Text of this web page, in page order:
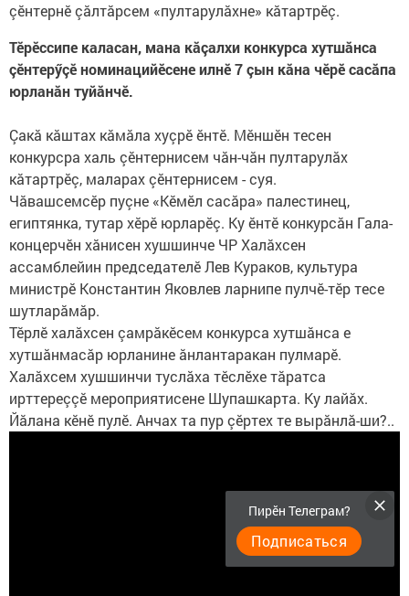
çӗнтернӗ çăлтăрсем «пултарулăхне» кăтартрӗç.
Тӗрӗссипе каласан, мана кăçалхи конкурса хутшăнса
çӗнтерӳçӗ номинацийӗсене илнӗ 7 çын кăна чӗрӗ сасăпа
юрланăн туйăнчӗ.
Çакă кăштах кăмăла хуçрӗ ӗнтӗ. Мӗншӗн тесен
конкурсра халь çӗнтернисем чăн-чăн пултарулăх
кăтартрӗç, маларах çӗнтернисем - суя.
Чăвашсемсӗр пуçне «Кӗмӗл сасăра» палестинец,
египтянка, тутар хӗрӗ юрларӗç. Ку ӗнтӗ конкурсăн Гала-
концерчӗн хăнисен хушшинче ЧР Халăхсен
ассамблейин председателӗ Лев Кураков, культура
министрӗ Константин Яковлев ларнипе пулчӗ-тӗр тесе
шутларăмăр.
Тӗрлӗ халăхсен çамрăкӗсем конкурса хутшăнса е
хутшăнмасăр юрланине ăнлантаракан пулмарӗ.
Халăхсем хушшинчи туслăха тӗслӗхе тăратса
ирттереççӗ мероприятисене Шупашкарта. Ку лайăх.
Йăлана кӗнӗ пулӗ. Анчах та пур çӗртех те вырăнлă-ши?..
Пирӗн Телеграм?
Подписаться